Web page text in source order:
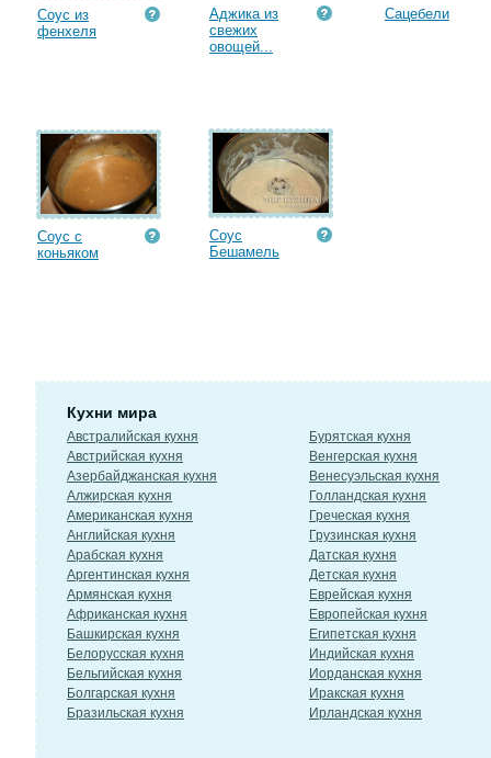
Соус из
фенхеля
Аджика из
свежих
овощей...
Сацебели
Соус с
коньяком
Соус
Бешамель
Кухни мира
Австралийская кухня
Австрийская кухня
Азербайджанская кухня
Алжирская кухня
Американская кухня
Английская кухня
Арабская кухня
Аргентинская кухня
Армянская кухня
Африканская кухня
Башкирская кухня
Белорусская кухня
Бельгийская кухня
Болгарская кухня
Бразильская кухня
Бурятская кухня
Венгерская кухня
Венесуэльская кухня
Голландская кухня
Греческая кухня
Грузинская кухня
Датская кухня
Детская кухня
Еврейская кухня
Европейская кухня
Египетская кухня
Индийская кухня
Иорданская кухня
Иракская кухня
Ирландская кухня